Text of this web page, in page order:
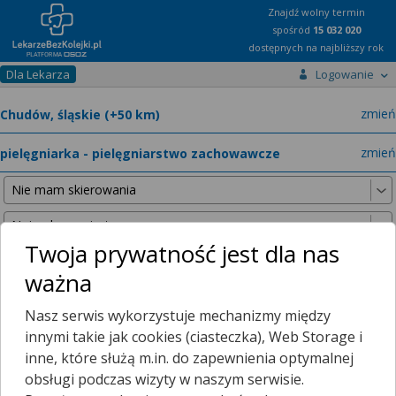
Znajdź wolny termin
spośród 15 032 020
dostępnych na najbliższy rok
Dla Lekarza Logowanie
zmień
zmień
Nie znaleźliśmy żadnych lekarzy w promieniu25 km , dlatego
zwiększyliśmy promień wyszukiwania do
50 km
Twoja prywatność jest dla nas
ważna
Nasz serwis wykorzystuje mechanizmy między
innymi takie jak cookies (ciasteczka), Web Storage i
inne, które służą m.in. do zapewnienia optymalnej
obsługi podczas wizyty w naszym serwisie.